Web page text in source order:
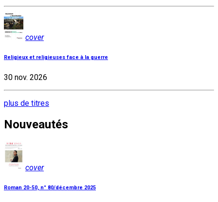
cover
Religieux et religieuses face à la guerre
30 nov. 2026
plus de titres
Nouveautés
cover
Roman 20-50, n° 80/décembre 2025